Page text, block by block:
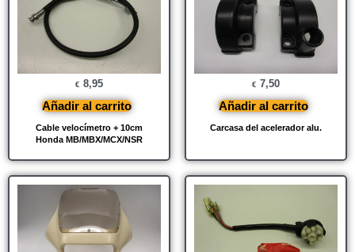
Cable velocímetro + 10cm
Honda MB/MBX/MCX/NSR
€ 8,95
Añadir al carrito
Carcasa del acelerador alu.
€ 7,50
Añadir al carrito